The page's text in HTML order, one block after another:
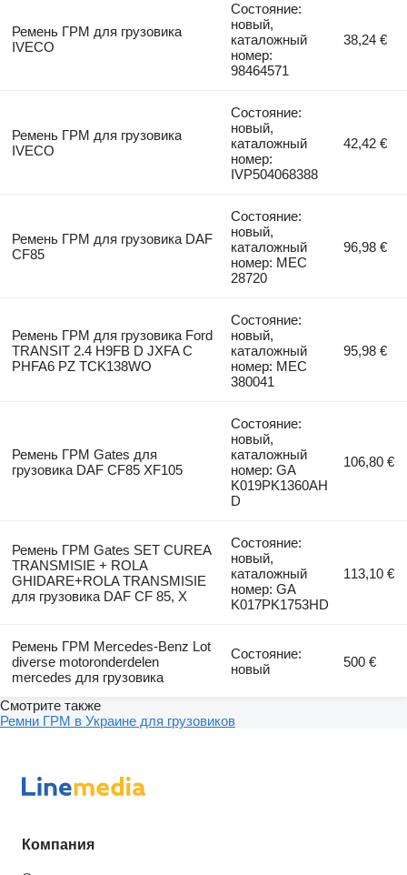
Ремень ГРМ для грузовика
IVECO
Состояние:
новый,
каталожный
номер:
98464571
38,24 €
Ремень ГРМ для грузовика
IVECO
Состояние:
новый,
каталожный
номер:
IVP504068388
42,42 €
Ремень ГРМ для грузовика DAF
CF85
Состояние:
новый,
каталожный
номер: MEC
28720
96,98 €
Ремень ГРМ для грузовика Ford
TRANSIT 2.4 H9FB D JXFA C
PHFA6 PZ TCK138WO
Состояние:
новый,
каталожный
номер: MEC
380041
95,98 €
Ремень ГРМ Gates для
грузовика DAF CF85 XF105
Состояние:
новый,
каталожный
номер: GA
K019PK1360AH
D
106,80 €
Ремень ГРМ Gates SET CUREA
TRANSMISIE + ROLA
GHIDARE+ROLA TRANSMISIE
для грузовика DAF CF 85, X
Состояние:
новый,
каталожный
номер: GA
K017PK1753HD
113,10 €
Ремень ГРМ Mercedes-Benz Lot
diverse motoronderdelen
mercedes для грузовика
Состояние:
новый
500 €
Смотрите также
Ремни ГРМ в Украине для грузовиков
Компания